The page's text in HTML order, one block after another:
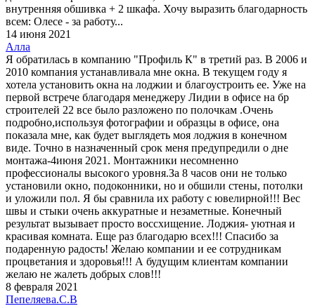
внутренняя обшивка + 2 шкафа. Хочу выразить благодарность
всем: Олесе - за работу...
14 июня 2021
Алла
Я обратилась в компанию "Профиль К" в третий раз. В 2006 и
2010 компания устанавливала мне окна. В текущем году я
хотела установить окна на лоджии и благоустроить ее. Уже на
первой встрече благодаря менеджеру Лидии в офисе на бр
строителей 22 все было разложено по полочкам .Очень
подробно,используя фотографии и образцы в офисе, она
показала мне, как будет выглядеть моя лоджия в конечном
виде. Точно в назначенный срок меня предупредили о дне
монтажа-4июня 2021. Монтажники несомненно
профессионалы высокого уровня.За 8 часов они не только
установили окно, подоконники, но и обшили стены, потолки
и уложили пол. Я бы сравнила их работу с ювелирной!!! Вес
швы и стыки очень аккуратные и незаметные. Конечный
результат вызывает просто воссхищение. Лоджия- уютная и
красивая комната. Еще раз благодарю всех!!! Спасибо за
подаренную радость! Желаю компании и ее сотрудникам
процветания и здоровья!!! А будущим клиентам компании
желаю не жалеть добрых слов!!!
8 февраля 2021
Пепеляева.С.В